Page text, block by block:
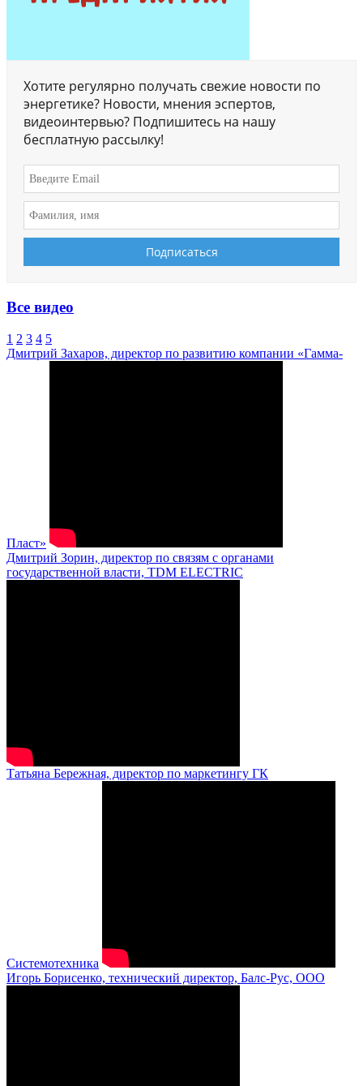
Хотите регулярно получать свежие новости по
энергетике? Новости, мнения эспертов,
видеоинтервью? Подпишитесь на нашу
бесплатную рассылку!
Все видео
1 2 3 4 5
Дмитрий Захаров, директор по развитию компании «Гамма-
Пласт»
Дмитрий Зорин, директор по связям с органами
государственной власти, TDM ELECTRIC
Татьяна Бережная, директор по маркетингу ГК
Системотехника
Игорь Борисенко, технический директор, Балс-Рус, ООО